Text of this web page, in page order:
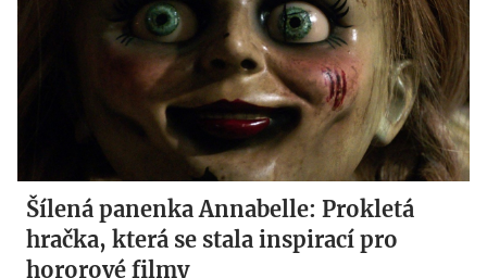
Šílená panenka Annabelle: Prokletá
hračka, která se stala inspirací pro
hororové filmy